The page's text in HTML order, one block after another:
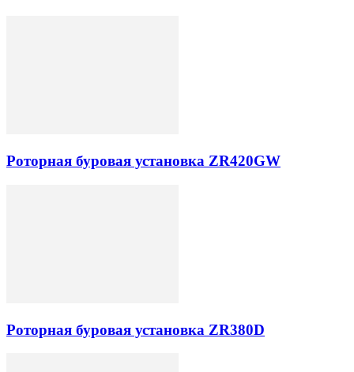
Роторная буровая установка ZR420GW
Роторная буровая установка ZR380D